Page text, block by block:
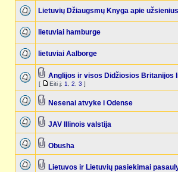
Lietuvių Džiaugsmų Knyga apie
lietuviai hamburge
lietuviai Aalborge
Anglijos ir visos Didžiosios Britanijos
[ Eiti į: 1 2 3 ]
Nesenai atvyke i Odense
JAV Illinois valstija
Obusha
Lietuvos ir Lietuvių pasiekimai